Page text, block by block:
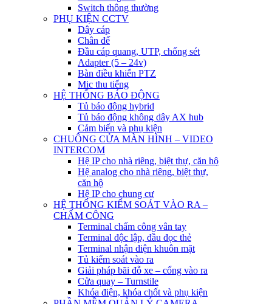
Switch thông thường
PHỤ KIỆN CCTV
Dây cáp
Chân đế
Đầu cáp quang, UTP, chống sét
Adapter (5 – 24v)
Bàn điều khiển PTZ
Mic thu tiếng
HỆ THỐNG BÁO ĐỘNG
Tủ báo động hybrid
Tủ báo động không dây AX hub
Cảm biến và phụ kiện
CHUÔNG CỬA MÀN HÌNH – VIDEO
INTERCOM
Hệ IP cho nhà riêng, biệt thự, căn hộ
Hệ analog cho nhà riêng, biệt thự,
căn hộ
Hệ IP cho chung cư
HỆ THỐNG KIỂM SOÁT VÀO RA –
CHẤM CÔNG
Terminal chấm công vân tay
Terminal độc lập, đầu đọc thẻ
Terminal nhận diện khuôn mặt
Tủ kiểm soát vào ra
Giải pháp bãi đỗ xe – cổng vào ra
Cửa quay – Turnstile
Khóa điện, khóa chốt và phụ kiện